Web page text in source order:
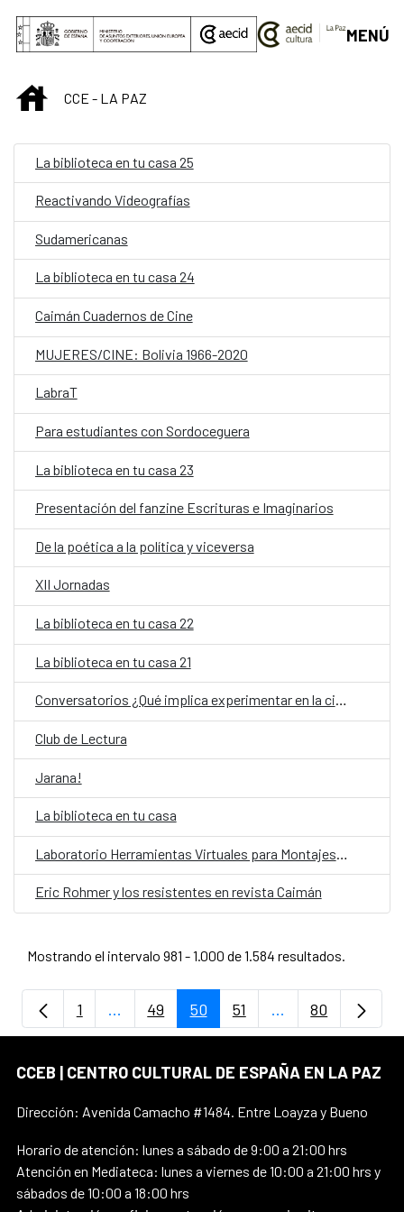
Saltar al contenido principal
MENÚ
INICIOCCE - LA PAZ
La biblioteca en tu casa 25
Reactivando Videografías
Sudamericanas
La biblioteca en tu casa 24
Caimán Cuadernos de Cine
MUJERES/CINE: Bolivia 1966-2020
LabraT
Para estudiantes con Sordoceguera
La biblioteca en tu casa 23
Presentación del fanzine Escrituras e Imaginarios
De la poética a la política y viceversa
XII Jornadas
La biblioteca en tu casa 22
La biblioteca en tu casa 21
Conversatorios ¿Qué implica experimentar en la ciudad?
Club de Lectura
Jarana!
La biblioteca en tu casa
Eric Rohmer y los resistentes en revista Caimán
Mostrando el intervalo 981 - 1.000 de 1.584 resultados.
Página
1 ...Páginas intermedias Use TAB para
Página
49 Página
50 Página
51 ...PáginasPágina
80
CCEB | CENTRO CULTURAL DE ESPAÑA EN LA PAZ
Dirección: Avenida Camacho #1484. Entre Loayza y Bueno
Horario de atención: lunes a sábado de 9:00 a 21:00 hrs
Atención en Mediateca: lunes a viernes de 10:00 a 21:00 hrs y
sábados de 10:00 a 18:00 hrs